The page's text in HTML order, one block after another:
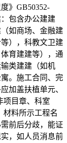
》GB50352-
包含办公建建
如商场、金融建
），科教文卫建
育建建等），通
类建建（如机
。施工合同、完
加盖扶植单元、
项目章、科室
材料所示工程名
前后分歧，能证
，如人员消息前